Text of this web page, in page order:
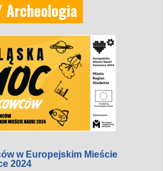
w Europejskim Mieście
2024